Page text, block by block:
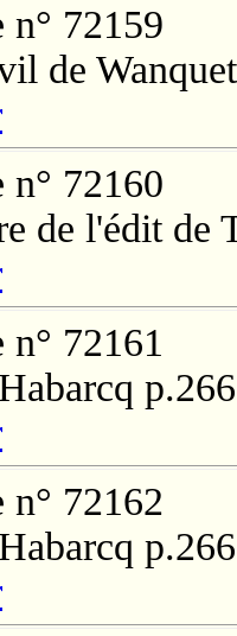
n° 72159
de
n° 72160
de l'édit de
n° 72161
p.266
n° 72162
p.266